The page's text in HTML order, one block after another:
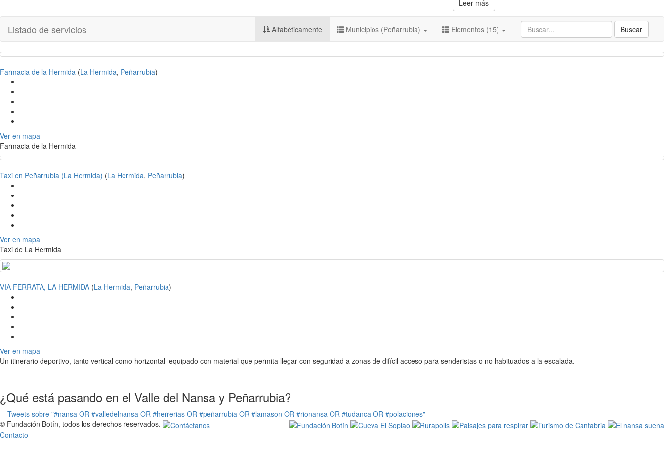
Leer más
Listado de servicios Buscar
Alfabéticamente Municipios (Peñarrubia) Elementos (15)
Farmacia de la Hermida (La Hermida, Peñarrubia)
Ver en mapa
Farmacia de la Hermida
Taxi en Peñarrubia (La Hermida) (La Hermida, Peñarrubia)
Ver en mapa
Taxi de La Hermida
VIA FERRATA, LA HERMIDA (La Hermida, Peñarrubia)
Ver en mapa
Un itinerario deportivo, tanto vertical como horizontal, equipado con material que permita llegar con seguridad a zonas de difícil acceso para senderistas o no habituados a la escalada.
¿Qué está pasando en el Valle del Nansa y Peñarrubia?
Tweets sobre "#nansa OR #valledelnansa OR #herrerias OR #peñarrubia OR #lamason OR #rionansa OR #tudanca OR #polaciones"
© Fundación Botín, todos los derechos reservados.
Contacto